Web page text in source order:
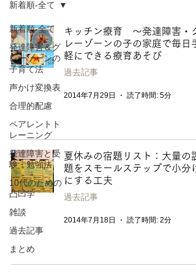
新着順-全て
発達障害＆グ
レーゾーンの
子育て法
声かけ変換表
合理的配慮
ペアレントト
レーニング
発達障害と受
験・勉強法
10代のための
凸凹学
雑談
過去記事
まとめ
新着順-全て
キッチン療育 〜発達障害・グ
レーゾーンの子の家庭で毎日手
軽にできる療育あそび
過去記事
2014年7月29日 読了時間: 5分
夏休みの宿題リスト：大量の課
題をスモールステップで小分け
にする工夫
過去記事
2014年7月18日 読了時間: 2分